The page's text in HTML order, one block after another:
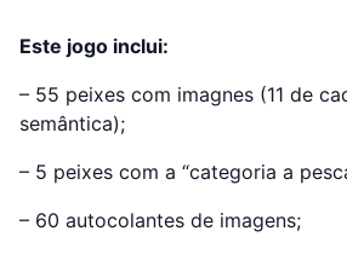
Este jogo inclui:
– 55 peixes com imagnes (11 de
semântica);
– 5 peixes com a “categoria a
– 60 autocolantes de imagens;